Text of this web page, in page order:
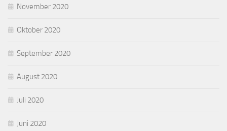
November 2020
Oktober 2020
September 2020
August 2020
Juli 2020
Juni 2020